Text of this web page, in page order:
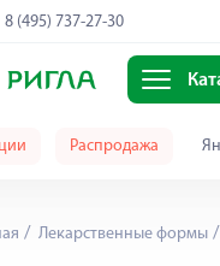
8 (495) 737-27-30
Распродажа
Лекарственные формы